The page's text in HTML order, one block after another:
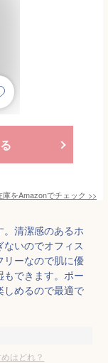
庫をAmazonでチェック >>
。清潔感のあるホ
いのでオフィス
リーなので肌に優
もできます。ポー
しめるので最適で
はどれ？